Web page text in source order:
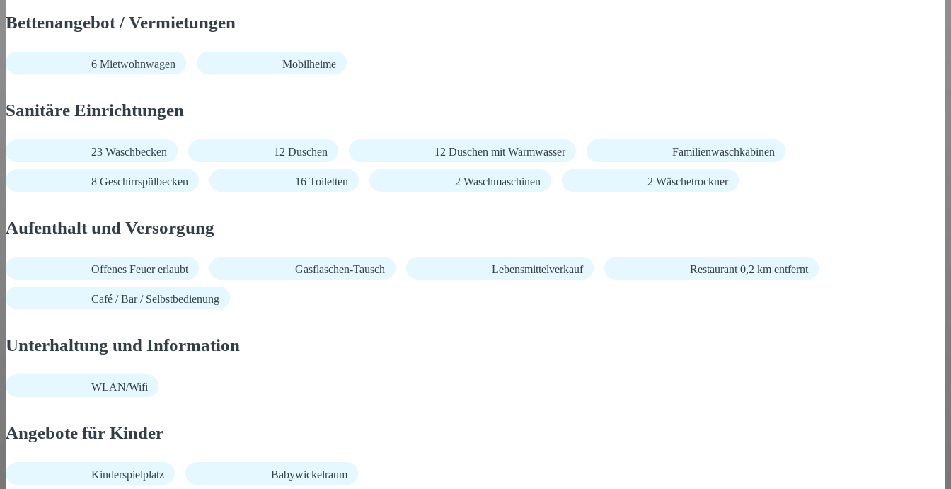
Bettenangebot / Vermietungen
6 Mietwohnwagen Mobilheime
Sanitäre Einrichtungen
23 Waschbecken 12 Duschen 12 Duschen mit Warmwasser Familienwaschkabinen
8 Geschirrspülbecken 16 Toiletten 2 Waschmaschinen 2 Wäschetrockner
Aufenthalt und Versorgung
Offenes Feuer erlaubt Gasflaschen-Tausch Lebensmittelverkauf Restaurant 0,2 km entfernt
Café / Bar / Selbstbedienung
Unterhaltung und Information
WLAN/Wifi
Angebote für Kinder
Kinderspielplatz Babywickelraum